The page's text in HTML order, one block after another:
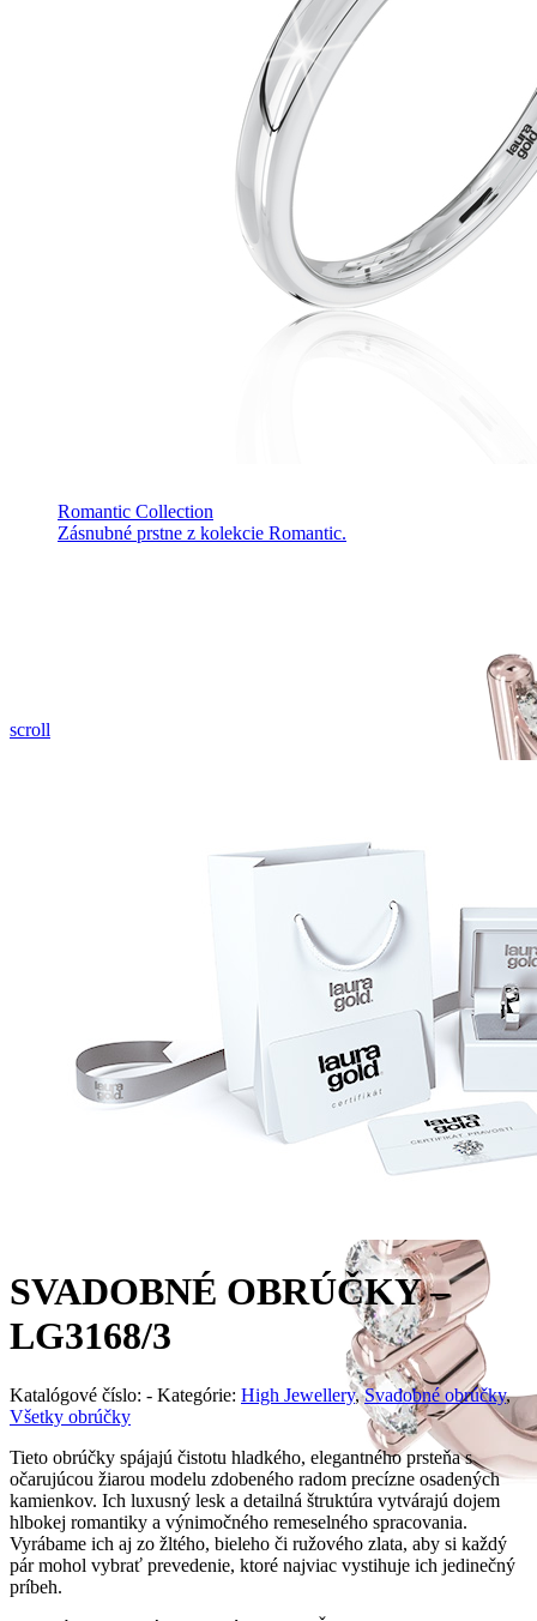
Romantic Collection
Zásnubné prstne z kolekcie Romantic.
scroll
SVADOBNÉ OBRÚČKY –
LG3168/3
Katalógové číslo: - Kategórie: High Jewellery, Svadobné obrúčky,
Všetky obrúčky
Tieto obrúčky spájajú čistotu hladkého, elegantného prsteňa s
očarujúcou žiarou modelu zdobeného radom precízne osadených
kamienkov. Ich luxusný lesk a detailná štruktúra vytvárajú dojem
hlbokej romantiky a výnimočného remeselného spracovania.
Vyrábame ich aj zo žltého, bieleho či ružového zlata, aby si každý
pár mohol vybrať prevedenie, ktoré najviac vystihuje ich jedinečný
príbeh.